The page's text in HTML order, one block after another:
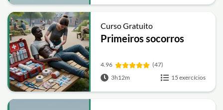
Curso Gratuito
Primeiros socorros
4.96
(47)
3h12m
15 exercícios